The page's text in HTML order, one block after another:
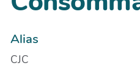
Alias
CJC